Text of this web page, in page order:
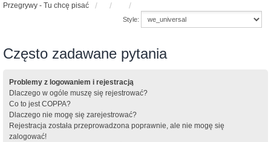
Przegrywy - Tu chcę pisać
Style:
Często zadawane pytania
Problemy z logowaniem i rejestracją
Dlaczego w ogóle muszę się rejestrować?
Co to jest COPPA?
Dlaczego nie mogę się zarejestrować?
Rejestracja została przeprowadzona poprawnie, ale nie mogę się
zalogować!